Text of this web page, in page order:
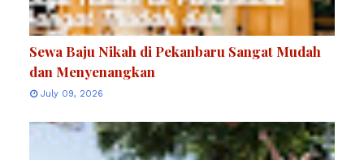
Sewa Baju Nikah di Pekanbaru Sangat Mudah
dan Menyenangkan
July 09, 2026